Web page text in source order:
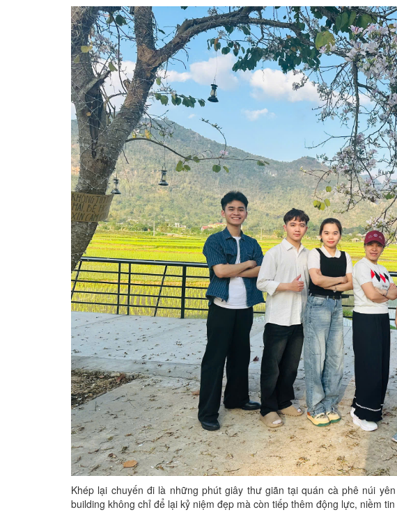
Khép lại chuyến đi là những phút giây thư giãn tại quán cà phê núi
building không chỉ để lại kỷ niệm đẹp mà còn tiếp thêm động lực, niềm